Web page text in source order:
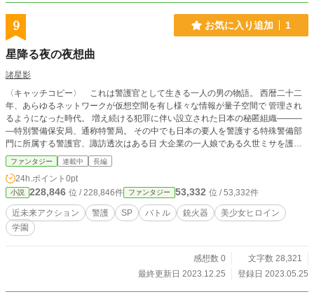
9 お気に入り追加 1
星降る夜の夜想曲
諸星影
〈キャッチコピー〉 これは警護官として生きる一人の男の物語。 西暦二十二
年、あらゆるネットワークが仮想空間を有し様々な情報が量子空間で 管理され
るようになった時代。 増え続ける犯罪に伴い設立された日本の秘匿組織―――
―特別警備保安局、通称特警局。 その中でも日本の要人を警護する特殊警備部
門に所属する警護官、諏訪透次はある日 大企業の一人娘である久世ミサを護衛
する任務を言い渡される。
ファンタジー 連載中 長編
24h.ポイント 0pt
小説 228,846 位 / 228,846件 ファンタジー 53,332 位 / 53,332件
近未来アクション 警護 SP バトル 銃火器
美少女ヒロイン
学園
感想数 0
文字数 28,321
最終更新日 2023.12.25
登録日 2023.05.25